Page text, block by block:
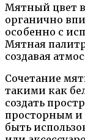
Мятный цвет
органично
особенно с
Мятная
создавая
Сочетание
такими как
создать
просторным
быть